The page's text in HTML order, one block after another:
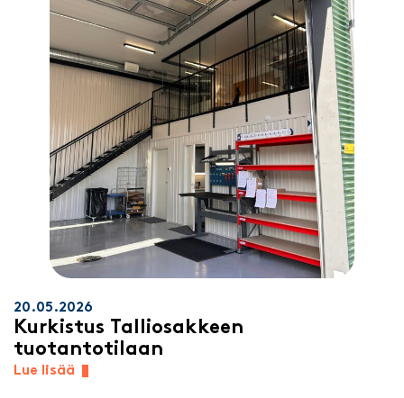
20.05.2026
Kurkistus Talliosakkeen
tuotantotilaan
Lue lisää